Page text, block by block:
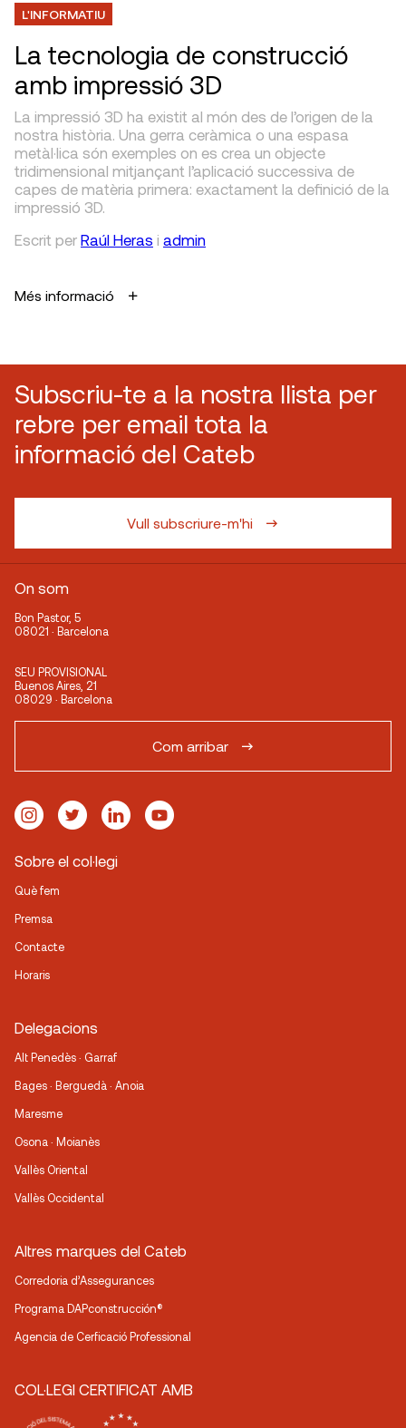
L'INFORMATIU
La tecnologia de construcció
amb impressió 3D
La impressió 3D ha existit al món des de l’origen de la
nostra història. Una gerra ceràmica o una espasa
metàl·lica són exemples on es crea un objecte
tridimensional mitjançant l’aplicació successiva de
capes de matèria primera: exactament la definició de la
impressió 3D.
Escrit per Raúl Heras i admin
Més informació
Subscriu-te a la nostra llista per
rebre per email tota la
informació del Cateb
Vull subscriure-m'hi
On som
Bon Pastor, 5
08021 · Barcelona
SEU PROVISIONAL
Buenos Aires, 21
08029 · Barcelona
Com arribar
Sobre el col·legi
Què fem
Premsa
Contacte
Horaris
Delegacions
Alt Penedès · Garraf
Bages · Berguedà · Anoia
Maresme
Osona · Moianès
Vallès Oriental
Vallès Occidental
Altres marques del Cateb
Corredoria d’Assegurances
Programa DAPconstrucción®
Agencia de Cerficació Professional
COL·LEGI CERTIFICAT AMB